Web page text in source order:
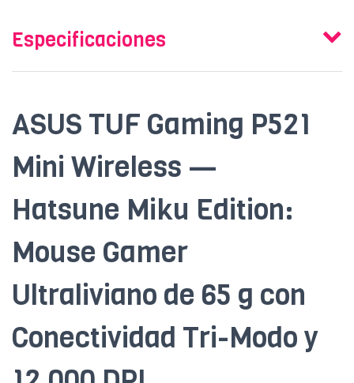
Especificaciones
ASUS TUF Gaming P521
Mini Wireless —
Hatsune Miku Edition:
Mouse Gamer
Ultraliviano de 65 g con
Conectividad Tri-Modo y